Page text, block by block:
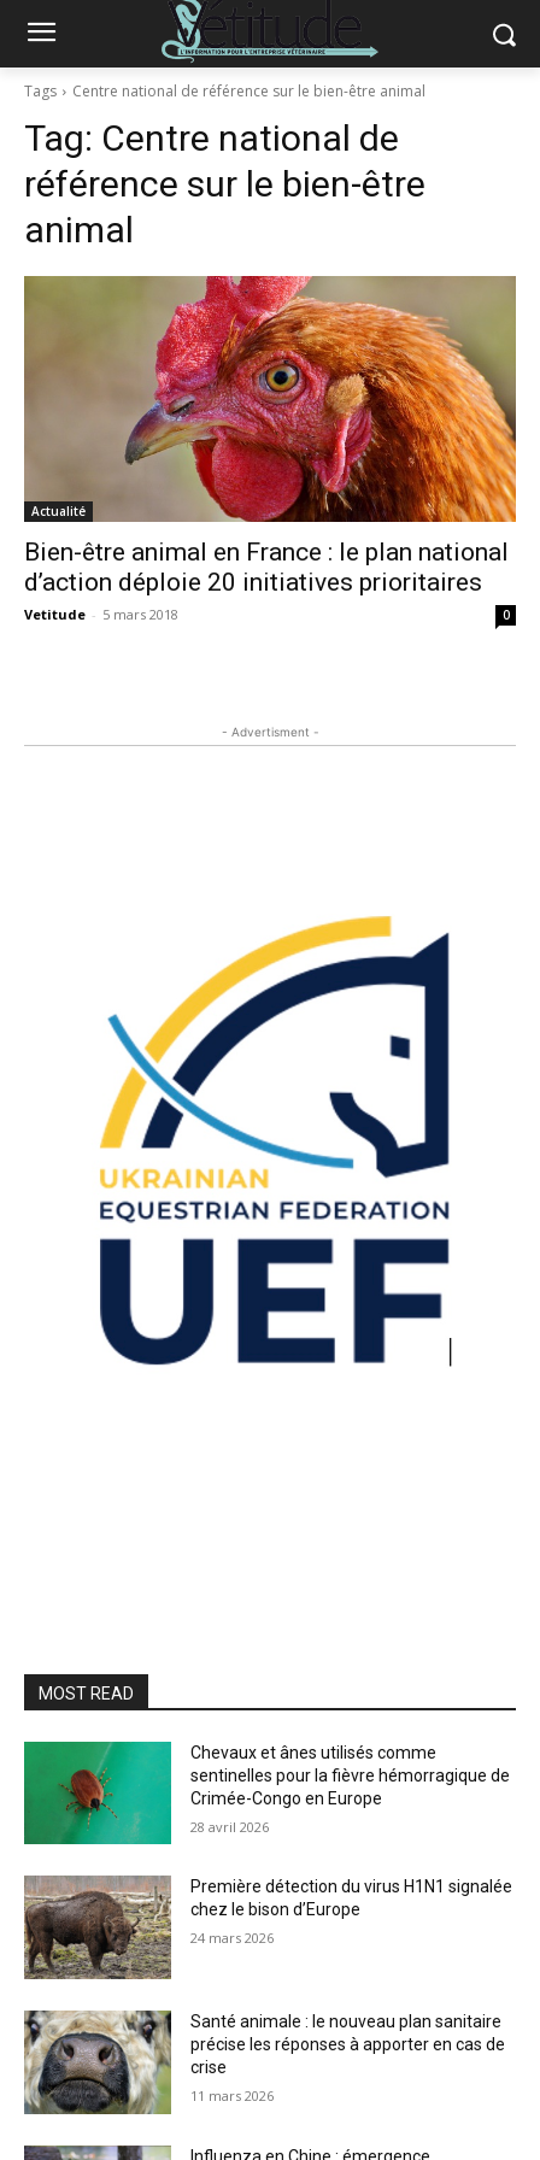
Tags Centre national de référence sur le bien-être animal
Tag: Centre national de
référence sur le bien-être
animal
Actualité
Bien-être animal en France : le plan national
d’action déploie 20 initiatives prioritaires
Vetitude - 5 mars 2018 0
- Advertisment -
MOST READ
Chevaux et ânes utilisés comme
sentinelles pour la fièvre hémorragique de
Crimée-Congo en Europe
28 avril 2026
Première détection du virus H1N1 signalée
chez le bison d’Europe
24 mars 2026
Santé animale : le nouveau plan sanitaire
précise les réponses à apporter en cas de
crise
11 mars 2026
Influenza en Chine : émergence